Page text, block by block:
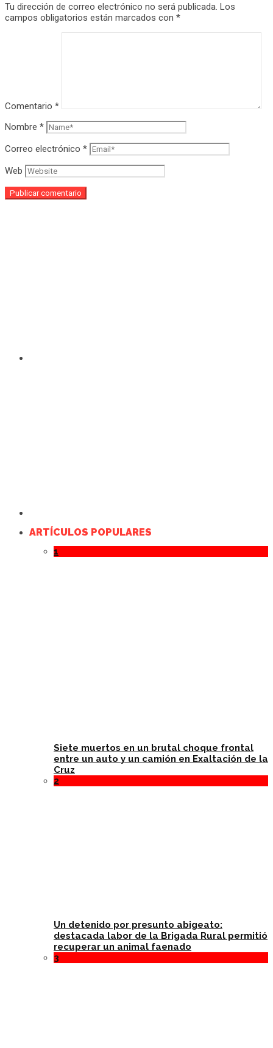
Tu dirección de correo electrónico no será publicada. Los
campos obligatorios están marcados con *
Comentario *
Nombre *
Correo electrónico *
Web
ARTÍCULOS POPULARES
1
Siete muertos en un brutal choque frontal
entre un auto y un camión en Exaltación de la
Cruz
2
Un detenido por presunto abigeato:
destacada labor de la Brigada Rural permitió
recuperar un animal faenado
3